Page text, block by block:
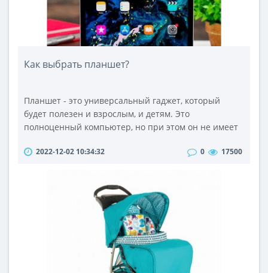
Как выбрать планшет?
Планшет - это универсальный гаджет, который
будет полезен и взрослым, и детям. Это
полноценный компьютер, но при этом он не имеет
есть специальные клавиатуры, которые можно
ноутбук или ПК.Перед тем, как купить планшет в
Казахстане, следует знать, как правильно..
2022-12-02 10:34:32 0 17500